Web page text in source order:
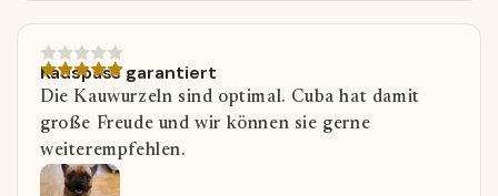
Kauspass garantiert
Die Kauwurzeln sind optimal. Cuba hat damit
große Freude und wir können sie gerne
weiterempfehlen.